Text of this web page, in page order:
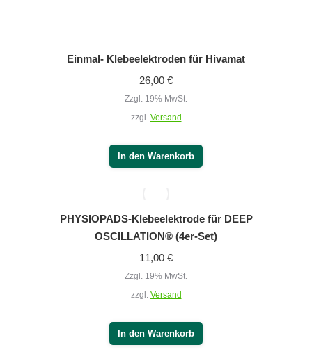
Einmal- Klebeelektroden für Hivamat
26,00 €
Zzgl. 19% MwSt.
zzgl. Versand
In den Warenkorb
PHYSIOPADS-Klebeelektrode für DEEP
OSCILLATION® (4er-Set)
11,00 €
Zzgl. 19% MwSt.
zzgl. Versand
In den Warenkorb